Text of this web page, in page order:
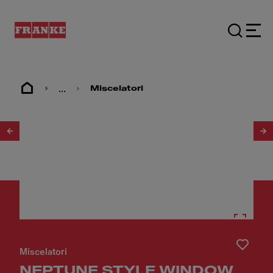
... Miscelatori
Miscelatori